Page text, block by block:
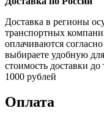
Доставка в регионы
транспортных
оплачиваются
выбираете удобную
стоимость доставки
1000 рублей
Оплата